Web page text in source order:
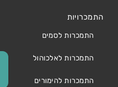
התמכרויות
התמכרות לסמים
התמכרות לאלכוהול
התמכרות להימורים